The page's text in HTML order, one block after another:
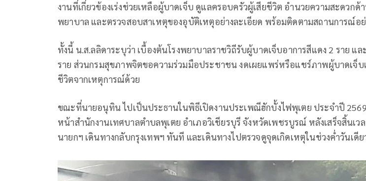
งานที่เกี่ยวข้องเร่งช่วยเหลือผู้บาดเจ็บ ดูแลครอบครัวผู้เสียชีวิต อำนวยความสะดวกด้
พยาบาล และตรวจสอบสาเหตุของอุบัติเหตุอย่างละเอียด พร้อมติดตามสถานการณ์อ
ทั้งนี้ น.ส.ลลิดาระบุว่า เบื้องต้นโรงพยาบาลราชวิถีรับผู้บาดเจ็บอาการสีแดง 2 ราย แล
ราย ส่วนกรมสุขภาพจิตขอความร่วมมือประชาชน งดเผยแพร่หรือแชร์ภาพผู้บาดเจ็บ
ชีวิตจากเหตุการณ์ด้วย
ขณะที่นายอนุทิน ไปเป็นประธานในพิธีเปิดงานประเพณีฮักบั้งไฟพุเตย ประจำปี
หน้าสำนักงานเทศบาลตำบลพุเตย อำเภอวิเชียรบุรี จังหวัดเพชรบูรณ์ หลังเสร็จสิ้นเวล
นายกฯ เดินทางกลับกรุงเทพฯ ทันที และเดินทางไปตรวจดูจุดเกิดเหตุในช่วงค่ำวันเดีย